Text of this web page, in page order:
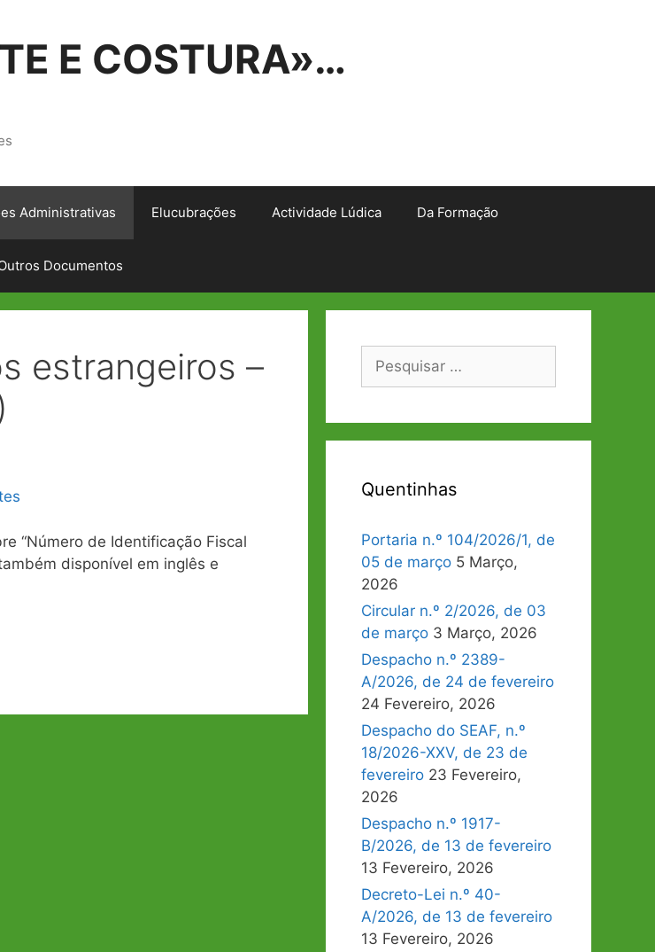
E COSTURA»…
Administrativas Elucubrações Actividade Lúdica Da Formação
Documentos
estrangeiros –
“Número de Identificação Fiscal
disponível em inglês e
Pesquisar
Quentinhas
Portaria n.º 104/2026/1, de
05 de março 5 Março,
2026
Circular n.º 2/2026, de 03
de março 3 Março, 2026
Despacho n.º 2389-
A/2026, de 24 de fevereiro
24 Fevereiro, 2026
Despacho do SEAF, n.º
18/2026-XXV, de 23 de
fevereiro 23 Fevereiro,
2026
Despacho n.º 1917-
B/2026, de 13 de fevereiro
13 Fevereiro, 2026
Decreto-Lei n.º 40-
A/2026, de 13 de fevereiro
13 Fevereiro, 2026